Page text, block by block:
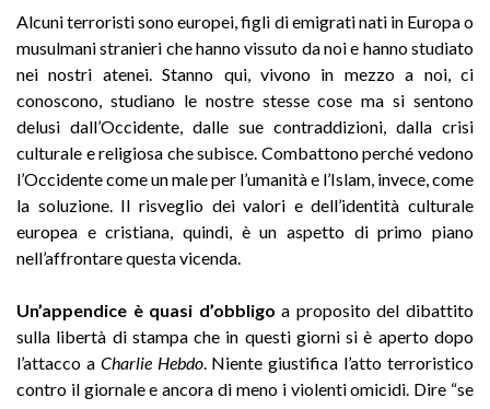
Alcuni terroristi sono europei, figli di emigrati nati in Europa o
musulmani stranieri che hanno vissuto da noi e hanno studiato
nei nostri atenei. Stanno qui, vivono in mezzo a noi, ci
conoscono, studiano le nostre stesse cose ma si sentono
delusi dall’Occidente, dalle sue contraddizioni, dalla crisi
culturale e religiosa che subisce. Combattono perché vedono
l’Occidente come un male per l’umanità e l’Islam, invece, come
la soluzione. Il risveglio dei valori e dell’identità culturale
europea e cristiana, quindi, è un aspetto di primo piano
nell’affrontare questa vicenda.
Un’appendice è quasi d’obbligo a proposito del dibattito
sulla libertà di stampa che in questi giorni si è aperto dopo
l’attacco a Charlie Hebdo. Niente giustifica l’atto terroristico
contro il giornale e ancora di meno i violenti omicidi. Dire “se